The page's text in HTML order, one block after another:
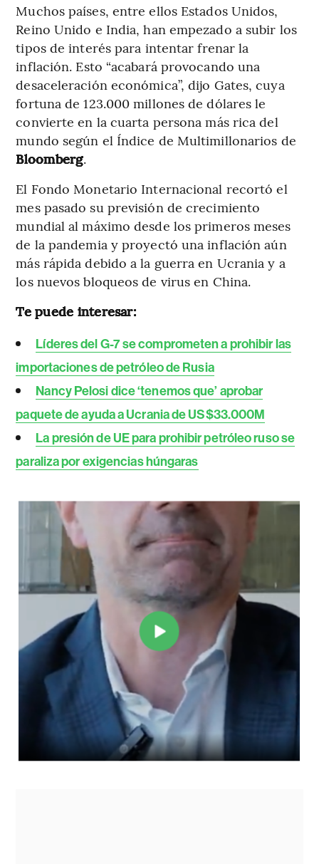
Muchos países, entre ellos Estados Unidos,
Reino Unido e India, han empezado a subir los
tipos de interés para intentar frenar la
inflación. Esto “acabará provocando una
desaceleración económica”, dijo Gates, cuya
fortuna de 123.000 millones de dólares le
convierte en la cuarta persona más rica del
mundo según el Índice de Multimillonarios de
Bloomberg.
El Fondo Monetario Internacional recortó el
mes pasado su previsión de crecimiento
mundial al máximo desde los primeros meses
de la pandemia y proyectó una inflación aún
más rápida debido a la guerra en Ucrania y a
los nuevos bloqueos de virus en China.
Te puede interesar:
Líderes del G-7 se comprometen a prohibir las
importaciones de petróleo de Rusia
Nancy Pelosi dice ‘tenemos que’ aprobar
paquete de ayuda a Ucrania de US$33.000M
La presión de UE para prohibir petróleo ruso se
paraliza por exigencias húngaras